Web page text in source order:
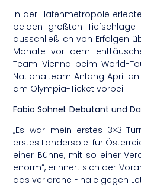
In der Hafenmetropole
beiden größten
ausschließlich von Erfolgen
Monate vor dem
Team Vienna beim World-
Nationalteam Anfang April
am Olympia-Ticket vorbei.
Fabio Söhnel: Debütant und
„Es war mein erstes 3×3-
erstes Länderspiel für
einer Bühne, mit so einer
enorm“, erinnert sich der
das verlorene Finale gegen